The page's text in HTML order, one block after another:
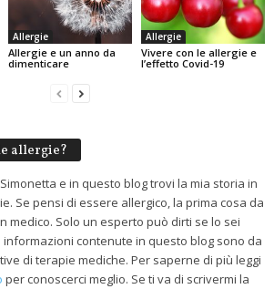
Allergie
Allergie e un anno da
dimenticare
Allergie
Vivere con le allergie e
l’effetto Covid-19
allergie?
e in questo blog trovi la mia storia in
Se pensi di essere allergico, la prima cosa da
medico. Solo un esperto può dirti se lo sei
contenute in questo blog sono da
di terapie mediche. Per saperne di più leggi
per conoscerci meglio. Se ti va di scrivermi la